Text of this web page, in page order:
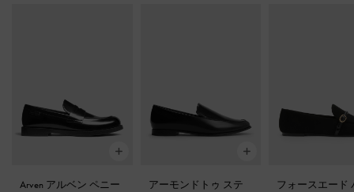
Arven アルベン ペニー
アーモンドトゥ ステ
フォースエード